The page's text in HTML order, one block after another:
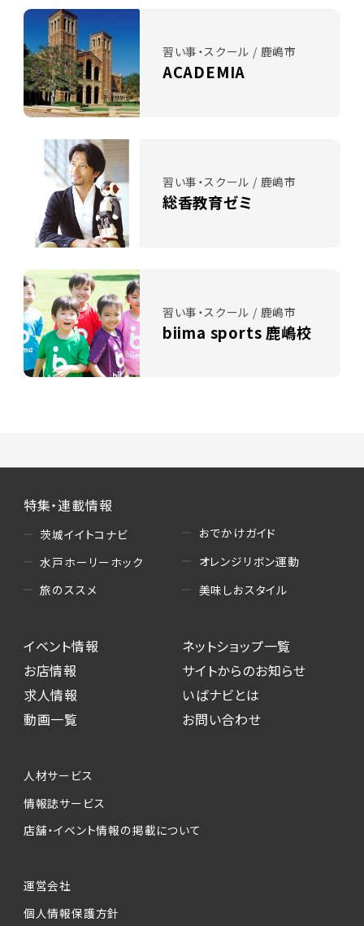
習い事・スクール / 鹿嶋市
ACADEMIA
習い事・スクール / 鹿嶋市
総香教育ゼミ
習い事・スクール / 鹿嶋市
biima sports 鹿嶋校
特集・連載情報
茨城イイトコナビ
水戸ホーリーホック
旅のススメ
おでかけガイド
オレンジリボン運動
美味しおスタイル
イベント情報
お店情報
求人情報
動画一覧
ネットショップ一覧
サイトからのお知らせ
いばナビとは
お問い合わせ
人材サービス
情報誌サービス
店舗・イベント情報の掲載について
運営会社
個人情報保護方針